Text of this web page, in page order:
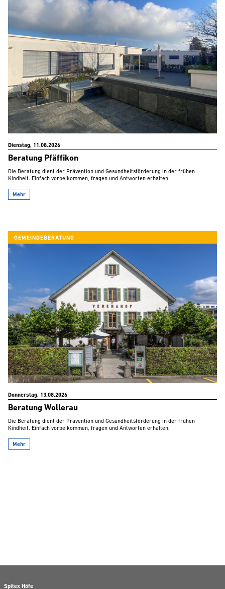
Dienstag, 11.08.2026
Beratung Pfäffikon
Die Beratung dient der Prävention und Gesundheitsförderung in der frühen
Kindheit. Einfach vorbeikommen, fragen und Antworten erhalten.
Mehr
GEMEINDEBERATUNG
Donnerstag, 13.08.2026
Beratung Wollerau
Die Beratung dient der Prävention und Gesundheitsförderung in der frühen
Kindheit. Einfach vorbeikommen, fragen und Antworten erhalten.
Mehr
Spitex Höfe